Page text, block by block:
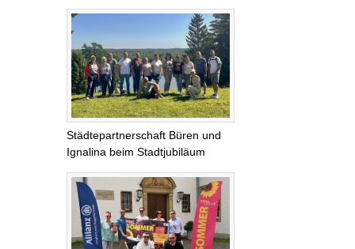
Städtepartnerschaft Büren und
Ignalina beim Stadtjubiläum